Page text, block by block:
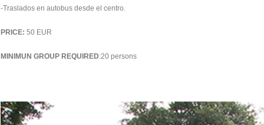
-Traslados en autobus desde el centro.
PRICE: 50 EUR
MINIMUN GROUP REQUIRED:20 persons